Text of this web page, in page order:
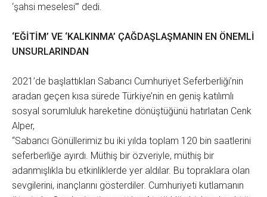
‘şahsi meselesi’” dedi.
‘EĞİTİM’ VE ‘KALKINMA’ ÇAĞDAŞLAŞMANIN EN ÖNEMLİ
UNSURLARINDAN
2021’de başlattıkları Sabancı Cumhuriyet Seferberliği’nin
aradan geçen kısa sürede Türkiye’nin en geniş katılımlı
sosyal sorumluluk hareketine dönüştüğünü hatırlatan Cenk
Alper,
“Sabancı Gönüllerimiz bu iki yılda toplam 120 bin saatlerini
seferberliğe ayırdı. Müthiş bir özveriyle, müthiş bir
adanmışlıkla bu etkinliklerde yer aldılar. Bu topraklara olan
sevgilerini, inançlarını gösterdiler. Cumhuriyeti kutlamanın